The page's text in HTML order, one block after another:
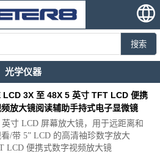
搜索
光学仪器
LCD 3X 至 48X 5 英寸 TFT LCD 便携
放大镜阅读辅助手持式电子显微镜
寸 LCD 屏幕放大镜，用于远距离和
/带 5” LCD 的高清袖珍数字放大
LCD 便携式数字视频放大镜